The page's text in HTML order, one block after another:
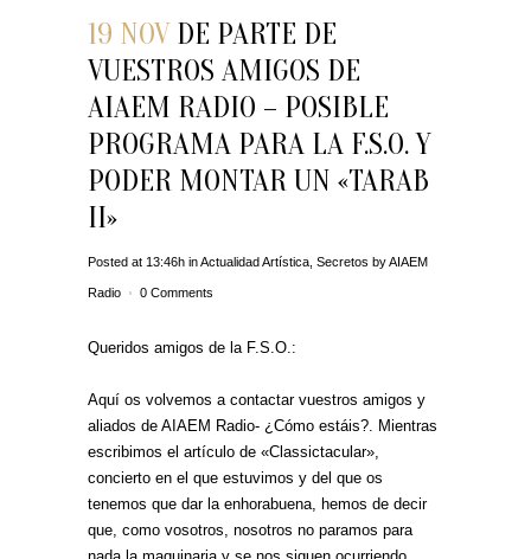
19 NOVDE PARTE DE
VUESTROS AMIGOS DE
AIAEM RADIO – POSIBLE
PROGRAMA PARA LA F.S.O. Y
PODER MONTAR UN «TARAB
II»
Posted at 13:46h inActualidad Artística Secretos byAIAEM
Radio 0 Comments
Queridos amigos de la F.S.O.:
Aquí os volvemos a contactar vuestros amigos y
aliados de AIAEM Radio- ¿Cómo estáis?. Mientras
escribimos el artículo de «Classictacular»,
concierto en el que estuvimos y del que os
tenemos que dar la enhorabuena, hemos de decir
que, como vosotros, nosotros no paramos para